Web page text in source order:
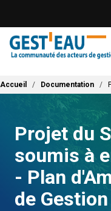
contenu
principal
Fil d'Ariane
Accueil Documentation
Projet du
soumis à
- Plan
de